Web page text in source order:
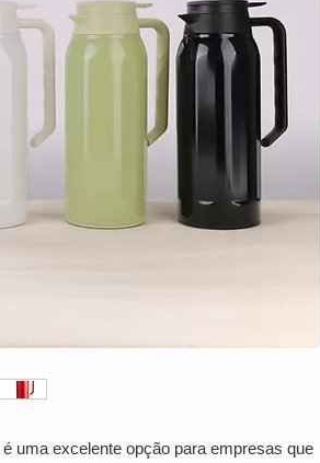
é uma excelente opção para empresas que